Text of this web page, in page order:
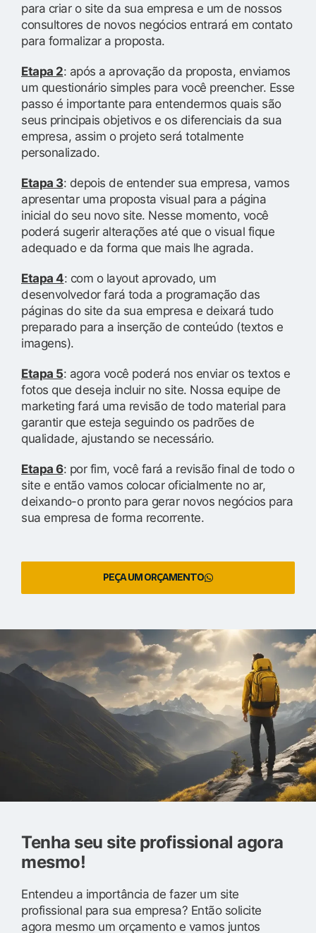
para criar o site da sua empresa e um de nossos
consultores de novos negócios entrará em contato
para formalizar a proposta.
Etapa 2: após a aprovação da proposta, enviamos
um questionário simples para você preencher. Esse
passo é importante para entendermos quais são
seus principais objetivos e os diferenciais da sua
empresa, assim o projeto será totalmente
personalizado.
Etapa 3: depois de entender sua empresa, vamos
apresentar uma proposta visual para a página
inicial do seu novo site. Nesse momento, você
poderá sugerir alterações até que o visual fique
adequado e da forma que mais lhe agrada.
Etapa 4: com o layout aprovado, um
desenvolvedor fará toda a programação das
páginas do site da sua empresa e deixará tudo
preparado para a inserção de conteúdo (textos e
imagens).
Etapa 5: agora você poderá nos enviar os textos e
fotos que deseja incluir no site. Nossa equipe de
marketing fará uma revisão de todo material para
garantir que esteja seguindo os padrões de
qualidade, ajustando se necessário.
Etapa 6: por fim, você fará a revisão final de todo o
site e então vamos colocar oficialmente no ar,
deixando-o pronto para gerar novos negócios para
sua empresa de forma recorrente.
PEÇA UM ORÇAMENTO
Tenha seu site profissional agora
mesmo!
Entendeu a importância de fazer um site
profissional para sua empresa? Então solicite
agora mesmo um orçamento e vamos juntos